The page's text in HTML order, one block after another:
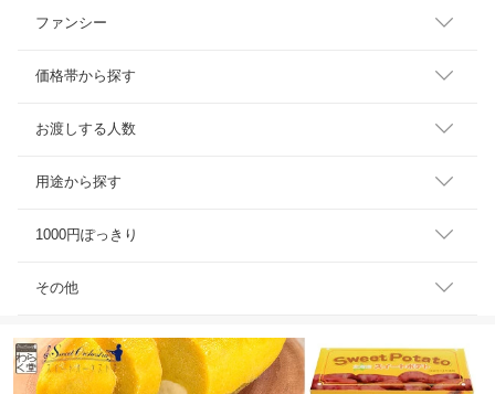
ファンシー
価格帯から探す
お渡しする人数
用途から探す
1000円ぽっきり
その他